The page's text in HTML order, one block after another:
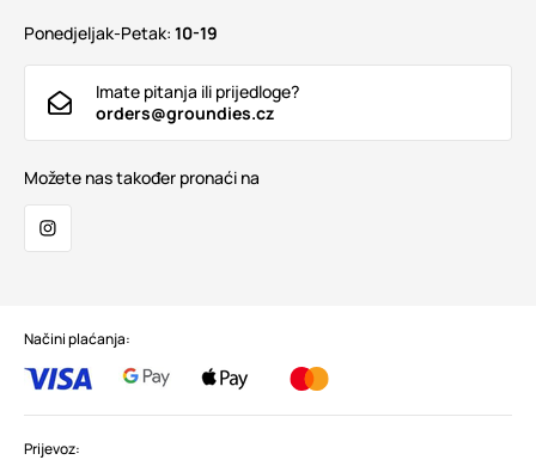
Ponedjeljak-Petak: 10-19
Imate pitanja ili prijedloge?
orders@groundies.cz
Možete nas također pronaći na
Načini plaćanja:
Prijevoz: